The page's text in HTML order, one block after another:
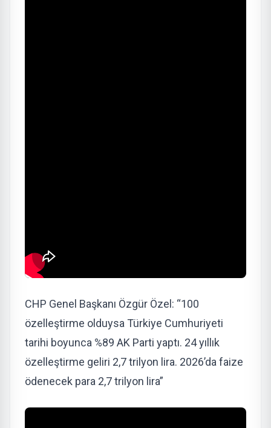
CHP Genel Başkanı Özgür Özel: “100
özelleştirme olduysa Türkiye Cumhuriyeti
tarihi boyunca %89 AK Parti yaptı. 24 yıllık
özelleştirme geliri 2,7 trilyon lira. 2026’da faize
ödenecek para 2,7 trilyon lira”